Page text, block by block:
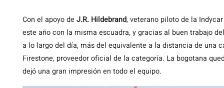
Con el apoyo de J.R. Hildebrand, veterano piloto de la
este año con la misma escuadra, y gracias al buen trabajo
a lo largo del día, más del equivalente a la distancia de una
Firestone, proveedor oficial de la categoría. La bogotana
dejó una gran impresión en todo el equipo.